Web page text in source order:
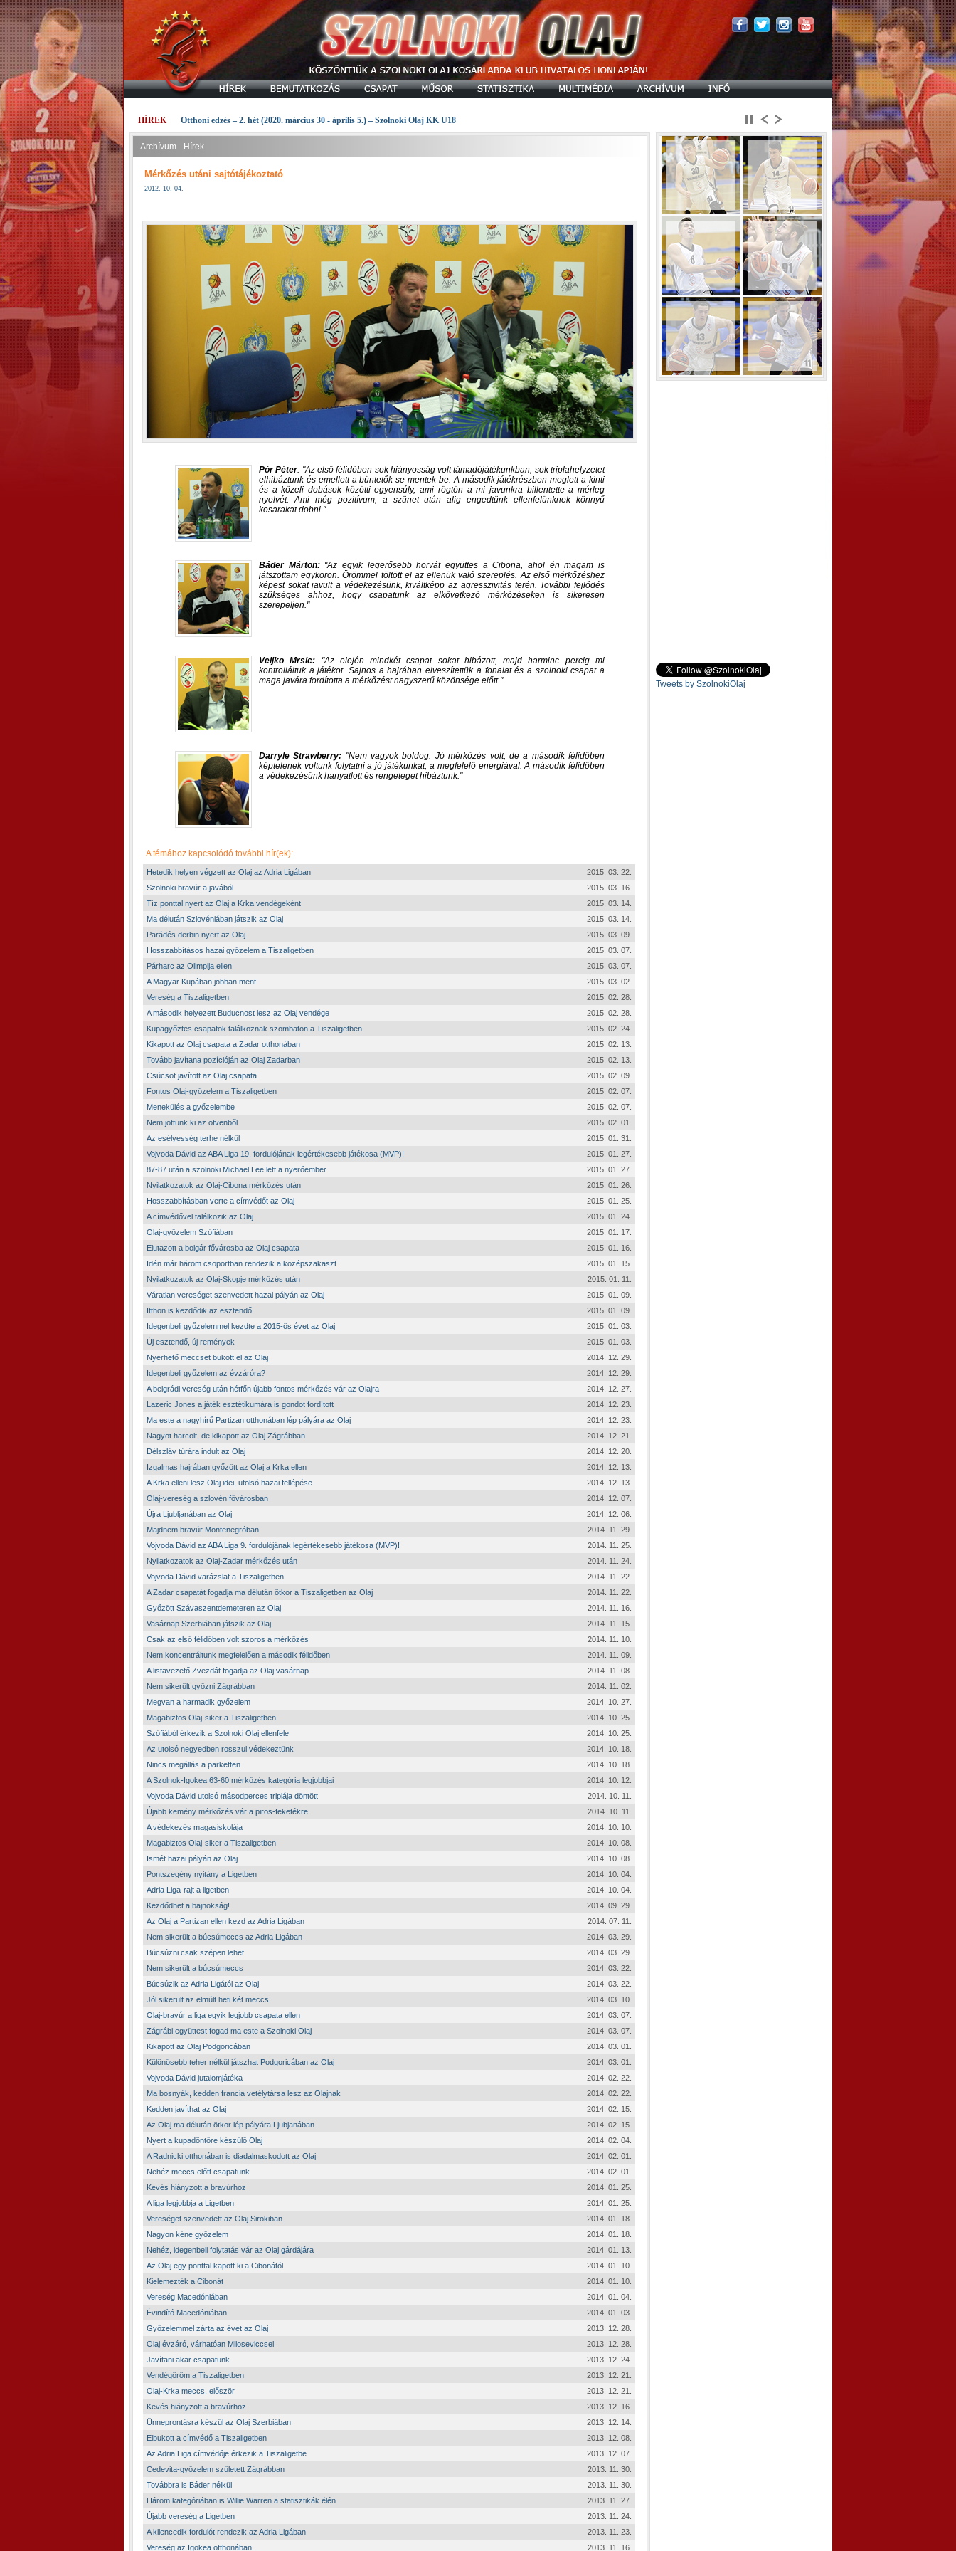
HÍREK Otthoni edzés – 2. hét (2020. március 30 - április 5.) – Szolnoki Olaj KK U18
Archívum - Hírek
Mérkőzés utáni sajtótájékoztató
2012. 10. 04.
Pór Péter: Az első félidőben sok hiányosság volt támadójátékunkban, sok triplahelyzetet
elhibáztunk és emellett a büntetők se mentek be. A második játékrészben meglett a kinti
és a közeli dobások közötti egyensúly, ami rögtön a mi javunkra billentette a mérleg
nyelvét. Ami még pozitívum, a szünet után alig engedtünk ellenfelünknek könnyű
kosarakat dobni.
Báder Márton:
Az egyik legerősebb horvát együttes a Cibona, ahol én magam is
játszottam egykoron. Örömmel töltött el az ellenük való szereplés. Az első mérkőzéshez
képest sokat javult a védekezésünk, kiváltképp az agresszivitás terén. További fejlődés
szükséges ahhoz, hogy csapatunk az elkövetkező mérkőzéseken is sikeresen
szerepeljen.
Veljko Mrsic:
Az elején mindkét csapat sokat hibázott, majd harminc percig mi
kontrolláltuk a játékot. Sajnos a hajrában elveszítettük a fonalat és a szolnoki csapat a
maga javára fordította a mérkőzést nagyszerű közönsége előtt.
Darryle Strawberry:
Nem vagyok boldog. Jó mérkőzés volt, de a második félidőben
képtelenek voltunk folytatni a jó játékunkat, a megfelelő energiával. A második félidőben
a védekezésünk hanyatlott és rengeteget hibáztunk.
A témához kapcsolódó további hír(ek):
Hetedik helyen végzett az Olaj az Adria Ligában
2015. 03. 22.
Szolnoki bravúr a javából
2015. 03. 16.
Tíz ponttal nyert az Olaj a Krka vendégeként
2015. 03. 14.
Ma délután Szlovéniában játszik az Olaj
2015. 03. 14.
Parádés derbin nyert az Olaj
2015. 03. 09.
Hosszabbításos hazai győzelem a Tiszaligetben
2015. 03. 07.
Párharc az Olimpija ellen
2015. 03. 07.
A Magyar Kupában jobban ment
2015. 03. 02.
Vereség a Tiszaligetben
2015. 02. 28.
A második helyezett Buducnost lesz az Olaj vendége
2015. 02. 28.
Kupagyőztes csapatok találkoznak szombaton a Tiszaligetben
2015. 02. 24.
Kikapott az Olaj csapata a Zadar otthonában
2015. 02. 13.
Tovább javítana pozícióján az Olaj Zadarban
2015. 02. 13.
Csúcsot javított az Olaj csapata
2015. 02. 09.
Fontos Olaj-győzelem a Tiszaligetben
2015. 02. 07.
Menekülés a győzelembe
2015. 02. 07.
Nem jöttünk ki az ötvenből
2015. 02. 01.
Az esélyesség terhe nélkül
2015. 01. 31.
Vojvoda Dávid az ABA Liga 19. fordulójának legértékesebb játékosa (MVP)!
2015. 01. 27.
87-87 után a szolnoki Michael Lee lett a nyerőember
2015. 01. 27.
Nyilatkozatok az Olaj-Cibona mérkőzés után
2015. 01. 26.
Hosszabbításban verte a címvédőt az Olaj
2015. 01. 25.
A címvédővel találkozik az Olaj
2015. 01. 24.
Olaj-győzelem Szófiában
2015. 01. 17.
Elutazott a bolgár fővárosba az Olaj csapata
2015. 01. 16.
Idén már három csoportban rendezik a középszakaszt
2015. 01. 15.
Nyilatkozatok az Olaj-Skopje mérkőzés után
2015. 01. 11.
Váratlan vereséget szenvedett hazai pályán az Olaj
2015. 01. 09.
Itthon is kezdődik az esztendő
2015. 01. 09.
Idegenbeli győzelemmel kezdte a 2015-ös évet az Olaj
2015. 01. 03.
Új esztendő, új remények
2015. 01. 03.
Nyerhető meccset bukott el az Olaj
2014. 12. 29.
Idegenbeli győzelem az évzáróra?
2014. 12. 29.
A belgrádi vereség után hétfőn újabb fontos mérkőzés vár az Olajra
2014. 12. 27.
Lazeric Jones a játék esztétikumára is gondot fordított
2014. 12. 23.
Ma este a nagyhírű Partizan otthonában lép pályára az Olaj
2014. 12. 23.
Nagyot harcolt, de kikapott az Olaj Zágrábban
2014. 12. 21.
Délszláv túrára indult az Olaj
2014. 12. 20.
Izgalmas hajrában győzött az Olaj a Krka ellen
2014. 12. 13.
A Krka elleni lesz Olaj idei, utolsó hazai fellépése
2014. 12. 13.
Olaj-vereség a szlovén fővárosban
2014. 12. 07.
Újra Ljubljanában az Olaj
2014. 12. 06.
Majdnem bravúr Montenegróban
2014. 11. 29.
Vojvoda Dávid az ABA Liga 9. fordulójának legértékesebb játékosa (MVP)!
2014. 11. 25.
Nyilatkozatok az Olaj-Zadar mérkőzés után
2014. 11. 24.
Vojvoda Dávid varázslat a Tiszaligetben
2014. 11. 22.
A Zadar csapatát fogadja ma délután ötkor a Tiszaligetben az Olaj
2014. 11. 22.
Győzött Szávaszentdemeteren az Olaj
2014. 11. 16.
Vasárnap Szerbiában játszik az Olaj
2014. 11. 15.
Csak az első félidőben volt szoros a mérkőzés
2014. 11. 10.
Nem koncentráltunk megfelelően a második félidőben
2014. 11. 09.
A listavezető Zvezdát fogadja az Olaj vasárnap
2014. 11. 08.
Nem sikerült győzni Zágrábban
2014. 11. 02.
Megvan a harmadik győzelem
2014. 10. 27.
Magabiztos Olaj-siker a Tiszaligetben
2014. 10. 25.
Szófiából érkezik a Szolnoki Olaj ellenfele
2014. 10. 25.
Az utolsó negyedben rosszul védekeztünk
2014. 10. 18.
Nincs megállás a parketten
2014. 10. 18.
A Szolnok-Igokea 63-60 mérkőzés kategória legjobbjai
2014. 10. 12.
Vojvoda Dávid utolsó másodperces triplája döntött
2014. 10. 11.
Újabb kemény mérkőzés vár a piros-feketékre
2014. 10. 11.
A védekezés magasiskolája
2014. 10. 10.
Magabiztos Olaj-siker a Tiszaligetben
2014. 10. 08.
Ismét hazai pályán az Olaj
2014. 10. 08.
Pontszegény nyitány a Ligetben
2014. 10. 04.
Adria Liga-rajt a ligetben
2014. 10. 04.
Kezdődhet a bajnokság!
2014. 09. 29.
Az Olaj a Partizan ellen kezd az Adria Ligában
2014. 07. 11.
Nem sikerült a búcsúmeccs az Adria Ligában
2014. 03. 29.
Búcsúzni csak szépen lehet
2014. 03. 29.
Nem sikerült a búcsúmeccs
2014. 03. 22.
Búcsúzik az Adria Ligától az Olaj
2014. 03. 22.
Jól sikerült az elmúlt heti két meccs
2014. 03. 10.
Olaj-bravúr a liga egyik legjobb csapata ellen
2014. 03. 07.
Zágrábi együttest fogad ma este a Szolnoki Olaj
2014. 03. 07.
Kikapott az Olaj Podgoricában
2014. 03. 01.
Különösebb teher nélkül játszhat Podgoricában az Olaj
2014. 03. 01.
Vojvoda Dávid jutalomjátéka
2014. 02. 22.
Ma bosnyák, kedden francia vetélytársa lesz az Olajnak
2014. 02. 22.
Kedden javíthat az Olaj
2014. 02. 15.
Az Olaj ma délután ötkor lép pályára Ljubjanában
2014. 02. 15.
Nyert a kupadöntőre készülő Olaj
2014. 02. 04.
A Radnicki otthonában is diadalmaskodott az Olaj
2014. 02. 01.
Nehéz meccs előtt csapatunk
2014. 02. 01.
Kevés hiányzott a bravúrhoz
2014. 01. 25.
A liga legjobbja a Ligetben
2014. 01. 25.
Vereséget szenvedett az Olaj Sirokiban
2014. 01. 18.
Nagyon kéne győzelem
2014. 01. 18.
Nehéz, idegenbeli folytatás vár az Olaj gárdájára
2014. 01. 13.
Az Olaj egy ponttal kapott ki a Cibonától
2014. 01. 10.
Kielemezték a Cibonát
2014. 01. 10.
Vereség Macedóniában
2014. 01. 04.
Évindító Macedóniában
2014. 01. 03.
Győzelemmel zárta az évet az Olaj
2013. 12. 28.
Olaj évzáró, várhatóan Miloseviccsel
2013. 12. 28.
Javítani akar csapatunk
2013. 12. 24.
Vendégöröm a Tiszaligetben
2013. 12. 21.
Olaj-Krka meccs, először
2013. 12. 21.
Kevés hiányzott a bravúrhoz
2013. 12. 16.
Ünneprontásra készül az Olaj Szerbiában
2013. 12. 14.
Elbukott a címvédő a Tiszaligetben
2013. 12. 08.
Az Adria Liga címvédője érkezik a Tiszaligetbe
2013. 12. 07.
Cedevita-győzelem született Zágrábban
2013. 11. 30.
Továbbra is Báder nélkül
2013. 11. 30.
Három kategóriában is Willie Warren a statisztikák élén
2013. 11. 27.
Újabb vereség a Ligetben
2013. 11. 24.
A kilencedik fordulót rendezik az Adria Ligában
2013. 11. 23.
Vereség az Igokea otthonában
2013. 11. 16.
Tweets by SzolnokiOlaj